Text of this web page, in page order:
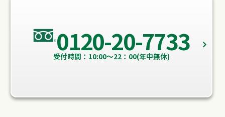
0120-20-7733
受付時間：10:00～22：00(年中無休)